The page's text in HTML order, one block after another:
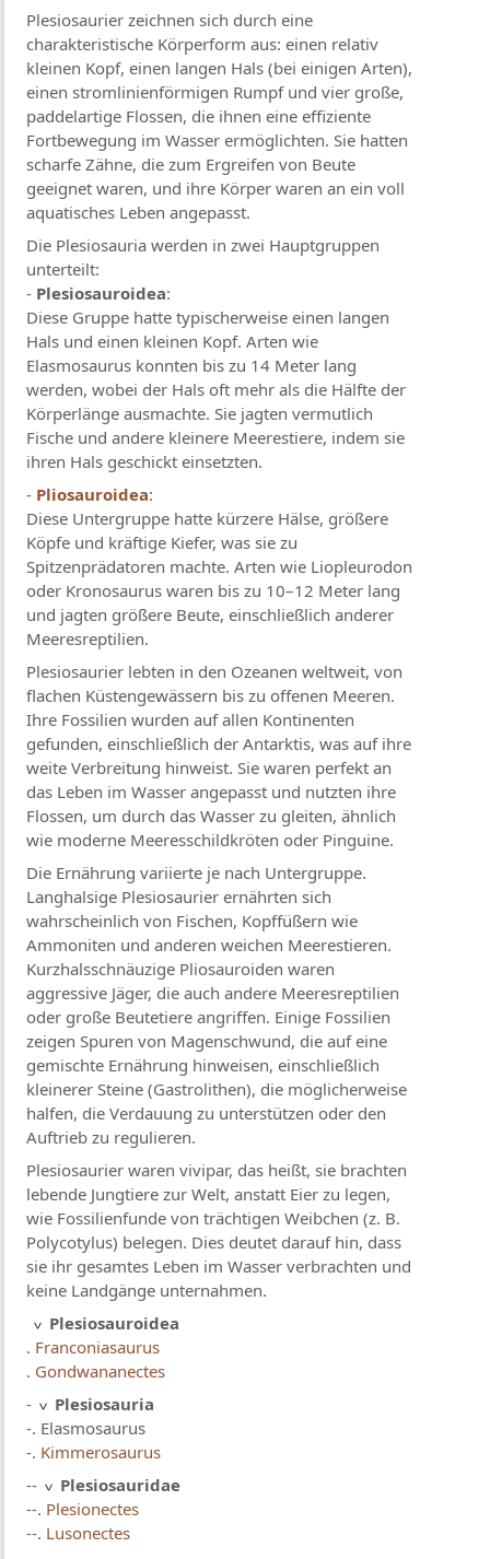
Plesiosaurier zeichnen sich durch eine
charakteristische Körperform aus: einen relativ
kleinen Kopf, einen langen Hals (bei einigen Arten),
einen stromlinienförmigen Rumpf und vier große,
paddelartige Flossen, die ihnen eine effiziente
Fortbewegung im Wasser ermöglichten. Sie hatten
scharfe Zähne, die zum Ergreifen von Beute
geeignet waren, und ihre Körper waren an ein voll
aquatisches Leben angepasst.
Die Plesiosauria werden in zwei Hauptgruppen
unterteilt:
- Plesiosauroidea:
Diese Gruppe hatte typischerweise einen langen
Hals und einen kleinen Kopf. Arten wie
Elasmosaurus konnten bis zu 14 Meter lang
werden, wobei der Hals oft mehr als die Hälfte der
Körperlänge ausmachte. Sie jagten vermutlich
Fische und andere kleinere Meerestiere, indem sie
ihren Hals geschickt einsetzten.
- Pliosauroidea:
Diese Untergruppe hatte kürzere Hälse, größere
Köpfe und kräftige Kiefer, was sie zu
Spitzenprädatoren machte. Arten wie Liopleurodon
oder Kronosaurus waren bis zu 10–12 Meter lang
und jagten größere Beute, einschließlich anderer
Meeresreptilien.
Plesiosaurier lebten in den Ozeanen weltweit, von
flachen Küstengewässern bis zu offenen Meeren.
Ihre Fossilien wurden auf allen Kontinenten
gefunden, einschließlich der Antarktis, was auf ihre
weite Verbreitung hinweist. Sie waren perfekt an
das Leben im Wasser angepasst und nutzten ihre
Flossen, um durch das Wasser zu gleiten, ähnlich
wie moderne Meeresschildkröten oder Pinguine.
Die Ernährung variierte je nach Untergruppe.
Langhalsige Plesiosaurier ernährten sich
wahrscheinlich von Fischen, Kopffüßern wie
Ammoniten und anderen weichen Meerestieren.
Kurzhalsschnäuzige Pliosauroiden waren
aggressive Jäger, die auch andere Meeresreptilien
oder große Beutetiere angriffen. Einige Fossilien
zeigen Spuren von Magenschwund, die auf eine
gemischte Ernährung hinweisen, einschließlich
kleinerer Steine (Gastrolithen), die möglicherweise
halfen, die Verdauung zu unterstützen oder den
Auftrieb zu regulieren.
Plesiosaurier waren vivipar, das heißt, sie brachten
lebende Jungtiere zur Welt, anstatt Eier zu legen,
wie Fossilienfunde von trächtigen Weibchen (z. B.
Polycotylus) belegen. Dies deutet darauf hin, dass
sie ihr gesamtes Leben im Wasser verbrachten und
keine Landgänge unternahmen.
Plesiosauroidea
. Franconiasaurus
. Gondwananectes
-
Plesiosauria
-. Elasmosaurus
-. Kimmerosaurus
--
Plesiosauridae
--. Plesionectes
--. Lusonectes